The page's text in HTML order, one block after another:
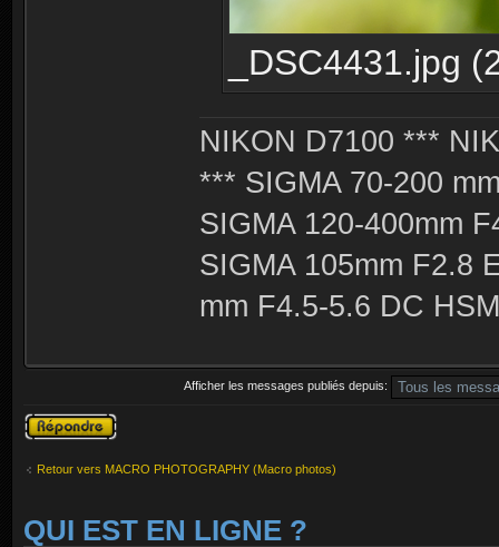
_DSC4431.jpg
NIKON D7100 ***
*** SIGMA 70-200
SIGMA 120-400mm
SIGMA 105mm F2.8
mm F4.5-5.6 DC
Afficher les messages publiés depuis:
Publier une
réponse
Retour vers MACRO PHOTOGRAPHY (Macro photos)
QUI EST EN LIGNE ?